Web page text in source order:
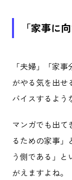
「家事に
「夫婦」「家
がやる気を出せ
バイスするよう
マンガでも出て
るための家事
う側である」
がえますよね。